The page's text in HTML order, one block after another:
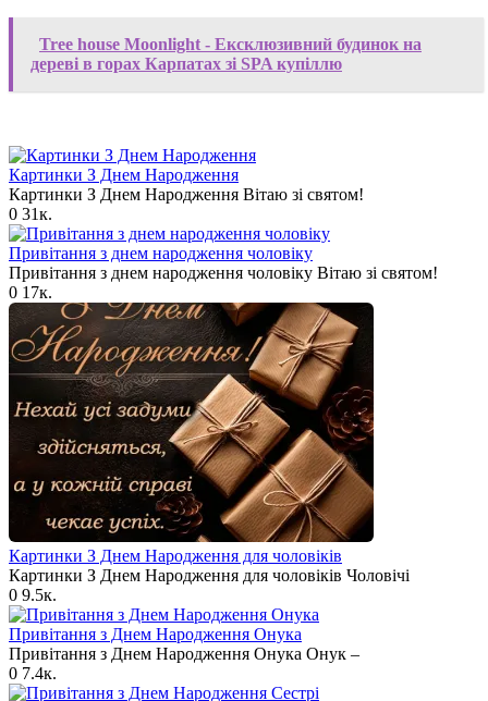
Tree house Moonlight - Ексклюзивний будинок на
дереві в горах Карпатах зі SPA купіллю
Картинки З Днем Народження
Картинки З Днем Народження Вітаю зі святом!
0 31к.
Привітання з днем народження чоловіку
Привітання з днем народження чоловіку Вітаю зі святом!
0 17к.
Картинки З Днем Народження для чоловіків​
Картинки З Днем Народження для чоловіків​ Чоловічі
0 9.5к.
Привітання з Днем Народження Онука
Привітання з Днем Народження Онука Онук –
0 7.4к.